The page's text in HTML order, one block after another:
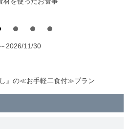
2026/11/30
し』の≪お手軽二食付≫プラン